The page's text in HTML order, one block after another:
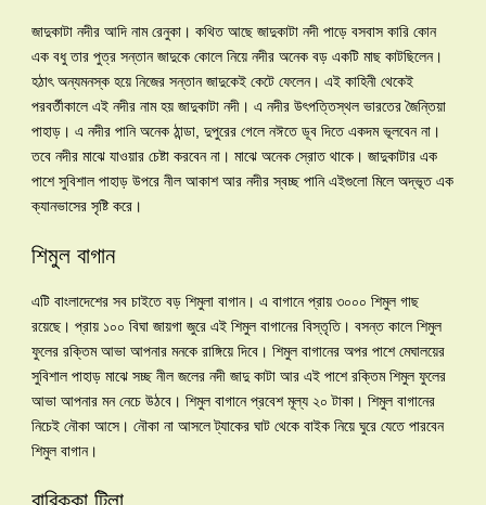
জাদুকাটা নদীর আদি নাম রেনুকা। কথিত আছে জাদুকাটা নদী পাড়ে বসবাস কারি কোন
এক বধু তার পুত্র সন্তান জাদুকে কোলে নিয়ে নদীর অনেক বড় একটি মাছ কাটছিলেন।
হঠাৎ অন্যমনস্ক হয়ে নিজের সন্তান জাদুকেই কেটে ফেলেন। এই কাহিনী থেকেই
পরবর্তীকালে এই নদীর নাম হয় জাদুকাটা নদী। এ নদীর উৎপত্তিস্থল ভারতের জৈন্তিয়া
পাহাড়। এ নদীর পানি অনেক ঠান্ডা, দুপুরের গেলে নঈতে ডূব দিতে একদম ভূলবেন না।
তবে নদীর মাঝে যাওয়ার চেষ্টা করবেন না। মাঝে অনেক স্রোত থাকে। জাদুকাটার এক
পাশে সুবিশাল পাহাড় উপরে নীল আকাশ আর নদীর স্বচ্ছ পানি এইগুলো মিলে অদ্ভূত এক
ক্যানভাসের সৃষ্টি করে।
শিমুল বাগান
এটি বাংলাদেশের সব চাইতে বড় শিমুলা বাগান। এ বাগানে প্রায় ৩০০০ শিমুল গাছ
রয়েছে। প্রায় ১০০ বিঘা জায়গা জুরে এই শিমুল বাগানের বিস্তৃতি। বসন্ত কালে শিমুল
ফুলের রক্তিম আভা আপনার মনকে রাঙ্গিয়ে দিবে। শিমুল বাগানের অপর পাশে মেঘালয়ের
সুবিশাল পাহাড় মাঝে সচ্ছ নীল জলের নদী জাদু কাটা আর এই পাশে রক্তিম শিমুল ফুলের
আভা আপনার মন নেচে উঠবে। শিমুল বাগানে প্রবেশ মূল্য ২০ টাকা। শিমুল বাগানের
নিচেই নৌকা আসে। নৌকা না আসলে ট্যাকের ঘাট থেকে বাইক নিয়ে ঘুরে যেতে পারবেন
শিমুল বাগান।